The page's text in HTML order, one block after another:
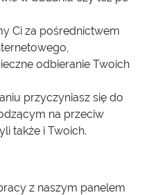
Ci za pośrednictwem
odbieranie Twoich
przyczyniasz się do
na przeciw
także i Twoich.
z naszym panelem